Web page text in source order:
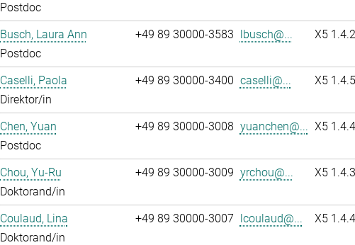
Postdoc
Busch, Laura Ann
Postdoc
+49 89 30000-3583 lbusch@... X5
Caselli, Paola
Direktor/in
+49 89 30000-3400 caselli@... X5
Chen, Yuan
Postdoc
+49 89 30000-3008 yuanchen@... X5
Chou, Yu-Ru
Doktorand/in
+49 89 30000-3009 yrchou@... X5
Coulaud, Lina
Doktorand/in
+49 89 30000-3007 lcoulaud@... X5